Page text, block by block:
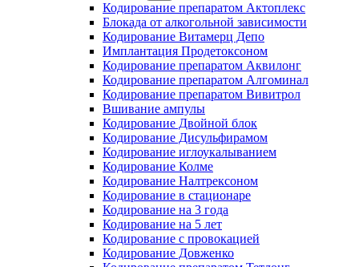
Кодирование препаратом Актоплекс
Блокада от алкогольной зависимости
Кодирование Витамерц Депо
Имплантация Продетоксоном
Кодирование препаратом Аквилонг
Кодирование препаратом Алгоминал
Кодирование препаратом Вивитрол
Вшивание ампулы
Кодирование Двойной блок
Кодирование Дисульфирамом
Кодирование иглоукалыванием
Кодирование Колме
Кодирование Налтрексоном
Кодирование в стационаре
Кодирование на 3 года
Кодирование на 5 лет
Кодирование с провокацией
Кодирование Довженко